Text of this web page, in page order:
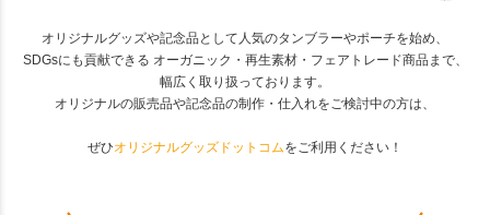
オリジナルグッズや記念品として人気のタンブラーやポーチを始め、
SDGsにも貢献できる オーガニック・再生素材・フェアトレード商品まで、
幅広く取り扱っております。
オリジナルの販売品や記念品の制作・仕入れをご検討中の方は、
ぜひオリジナルグッズドットコムをご利用ください！